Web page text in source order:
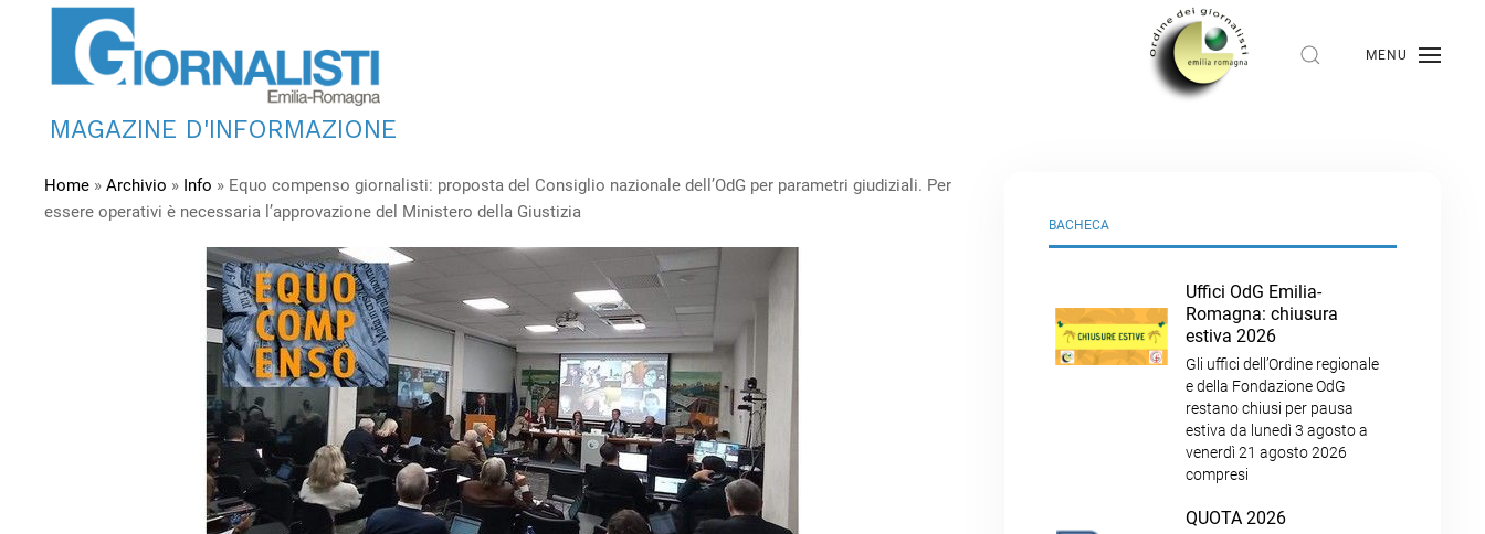
MENU
MAGAZINE D'INFORMAZIONE
Home » Archivio » Info » Equo compenso giornalisti: proposta del Consiglio nazionale dell’OdG per parametri giudiziali. Per
essere operativi è necessaria l’approvazione del Ministero della Giustizia
BACHECA
Uffici OdG Emilia-
Romagna: chiusura
estiva 2026
Gli uffici dell’Ordine regionale
e della Fondazione OdG
restano chiusi per pausa
estiva da lunedì 3 agosto a
venerdì 21 agosto 2026
compresi
QUOTA 2026